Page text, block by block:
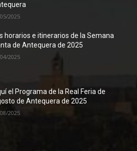
2025
horarios e itinerarios de la Semana
de Antequera de 2025
2025
el Programa de la Real Feria de
de Antequera de 2025
2025